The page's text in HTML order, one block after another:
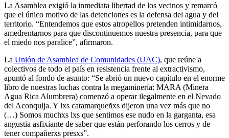
La Asamblea exigió la inmediata libertad de los vecinos y remarcó
que el único motivo de las detenciones es la defensa del agua y del
territorio. “Entendemos que estos atropellos pretenden intimidarnos,
amedrentarnos para que discontinuemos nuestra presencia, para que
el miedo nos paralice”, afirmaron.
La Unión de Asamblea de Comunidades (UAC), que reúne a
colectivos de todo el país en resistencia frente al extractivismo,
apuntó al fondo de asunto: “Se abrió un nuevo capítulo en el enorme
libro de nuestras luchas contra la megaminería: MARA (Minera
Agua Rica Alumbrera) comenzó a operar ilegalmente en el Nevado
del Aconquija. Y lxs catamarqueñxs dijeron una vez más que no
(…) Somos muchxs lxs que sentimos ese nudo en la garganta, esa
angustia asfixiante de saber que están perforando los cerros y de
tener compañerxs presxs”.